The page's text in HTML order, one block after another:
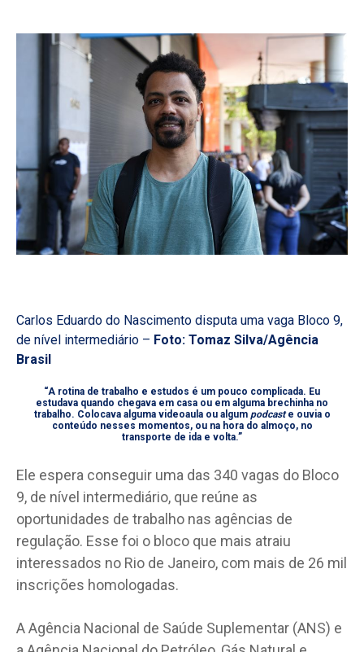
Carlos Eduardo do Nascimento disputa uma vaga Bloco 9,
de nível intermediário – Foto: Tomaz Silva/Agência
Brasil
“A rotina de trabalho e estudos é um pouco complicada. Eu
estudava quando chegava em casa ou em alguma brechinha no
trabalho. Colocava alguma videoaula ou algum podcaste ouvia o
conteúdo nesses momentos, ou na hora do almoço, no
transporte de ida e volta.”
Ele espera conseguir uma das 340 vagas do Bloco
9, de nível intermediário, que reúne as
oportunidades de trabalho nas agências de
regulação. Esse foi o bloco que mais atraiu
interessados no Rio de Janeiro, com mais de 26 mil
inscrições homologadas.
A Agência Nacional de Saúde Suplementar (ANS) e